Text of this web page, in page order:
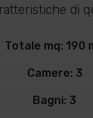
di
Totale mq: 190
Camere: 3
Bagni: 3